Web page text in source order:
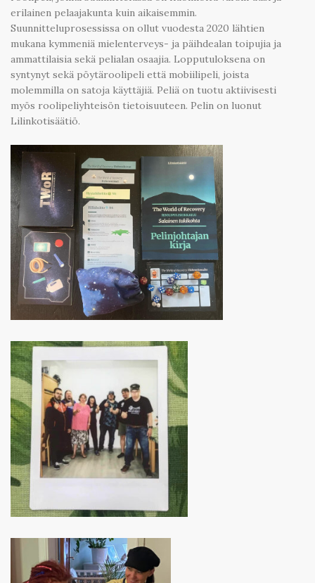
erilainen pelaajakunta kuin aikaisemmin.
Suunnitteluprosessissa on ollut vuodesta 2020 lähtien
mukana kymmeniä mielenterveys- ja päihdealan toipujia ja
ammattilaisia sekä pelialan osaajia. Lopputuloksena on
syntynyt sekä pöytäroolipeli että mobiilipeli, joista
molemmilla on satoja käyttäjiä. Peliä on tuotu aktiivisesti
myös roolipeliyhteisön tietoisuuteen. Pelin on luonut
Lilinkotisäätiö.